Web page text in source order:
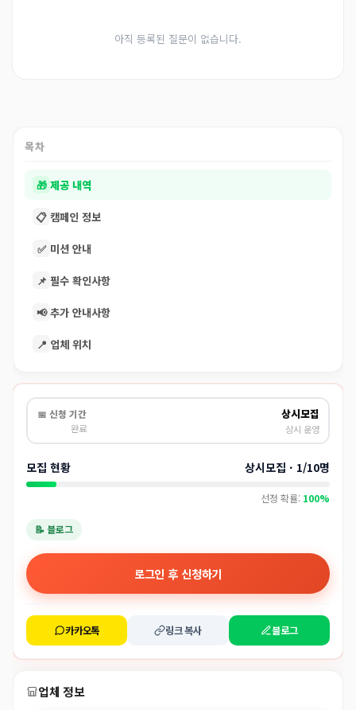
아직 등록된 질문이 없습니다.
목차
🎁 제공 내역
📋 캠페인 정보
✅ 미션 안내
📌 필수 확인사항
📢 추가 안내사항
📍 업체 위치
📅 신청 기간
완료
상시모집
상시 운영
모집 현황 상시모집 · 1/10명
선정 확률: 100%
📝 블로그
로그인 후 신청하기
카카오톡 링크 복사 블로그
업체 정보